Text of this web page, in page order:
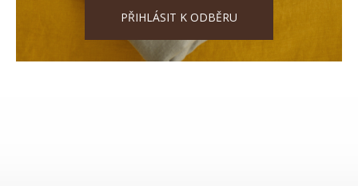
PŘIHLÁSIT K ODBĚRU